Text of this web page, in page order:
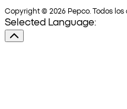
Copyright © 2026 Pepco. Todos los
Selected Language: